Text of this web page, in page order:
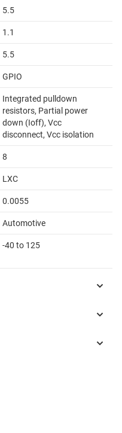
5.5
1.1
5.5
GPIO
Integrated pulldown
resistors, Partial power
down (Ioff), Vcc
disconnect, Vcc isolation
8
LXC
0.0055
Automotive
-40 to 125